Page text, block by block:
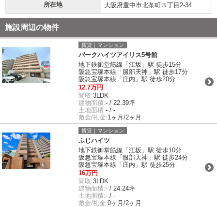
所在地 大阪府豊中市北条町３丁目2-34
施設周辺の物件
賃貸｜マンション
パークハイツアイリス5号館
地下鉄御堂筋線「江坂」駅 徒歩15分
阪急宝塚本線「服部天神」駅 徒歩17分
阪急宝塚本線「庄内」駅 徒歩20分
12.7万円
間取:3LDK
建物面積:- / 22.39坪
土地面積:- / -
敷金/礼金:1ヶ月/2ヶ月
賃貸｜マンション
ふじハイツ
地下鉄御堂筋線「江坂」駅 徒歩10分
阪急宝塚本線「服部天神」駅 徒歩24分
阪急宝塚本線「庄内」駅 徒歩25分
16万円
間取:3LDK
建物面積:- / 24.24坪
土地面積:- / -
敷金/礼金:0ヶ月/2ヶ月